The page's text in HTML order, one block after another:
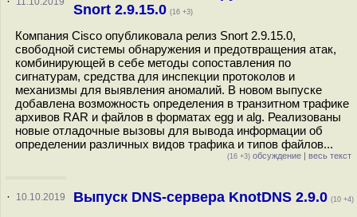
Snort 2.9.15.0 (16 +3)
Компания Cisco опубликовала релиз Snort 2.9.15.0,
свободной системы обнаружения и предотвращения атак,
комбинирующей в себе методы сопоставления по
сигнатурам, средства для инспекции протоколов и
механизмы для выявления аномалий. В новом выпуске
добавлена возможность определения в транзитном трафике
архивов RAR и файлов в форматах egg и alg. Реализованы
новые отладочные вызовы для вывода информации об
определении различных видов трафика и типов файлов...
(16 +3) обсуждение | весь текст
· 10.10.2019 Выпуск DNS-сервера KnotDNS 2.9.0 (10 +4)